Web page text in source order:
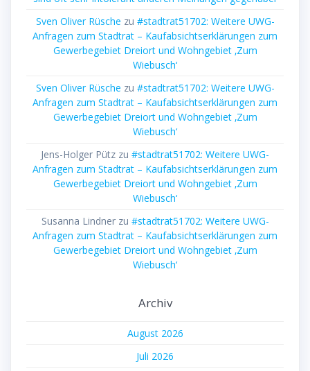
Sven Oliver Rüsche zu #stadtrat51702: Weitere UWG-
Anfragen zum Stadtrat – Kaufabsichtserklärungen zum
Gewerbegebiet Dreiort und Wohngebiet ‚Zum
Wiebusch‘
Sven Oliver Rüsche zu #stadtrat51702: Weitere UWG-
Anfragen zum Stadtrat – Kaufabsichtserklärungen zum
Gewerbegebiet Dreiort und Wohngebiet ‚Zum
Wiebusch‘
Jens-Holger Pütz zu #stadtrat51702: Weitere UWG-
Anfragen zum Stadtrat – Kaufabsichtserklärungen zum
Gewerbegebiet Dreiort und Wohngebiet ‚Zum
Wiebusch‘
Susanna Lindnerzu #stadtrat51702: Weitere UWG-
Anfragen zum Stadtrat – Kaufabsichtserklärungen zum
Gewerbegebiet Dreiort und Wohngebiet ‚Zum
Wiebusch‘
Archiv
August 2026
Juli 2026